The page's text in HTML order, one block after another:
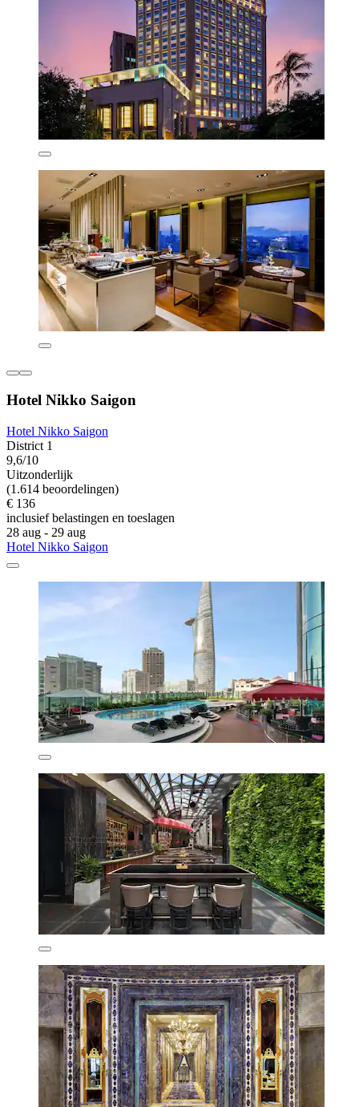
Hotel Nikko Saigon
Hotel Nikko Saigon
District 1
9,6/10
Uitzonderlijk
(1.614 beoordelingen)
€ 136
inclusief belastingen en toeslagen
28 aug - 29 aug
Hotel Nikko Saigon